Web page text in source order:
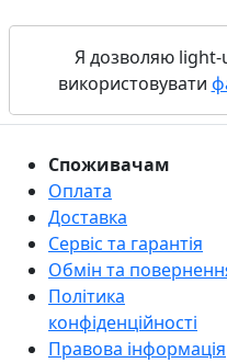
Я дозволяю light-
використовувати
Споживачам
Оплата
Доставка
Сервіс та гарантія
Обмін та
Політика
конфіденційності
Правова інформація